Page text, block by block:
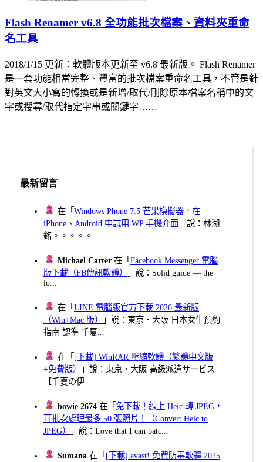
Flash Renamer v6.8 全功能批次檔案、資料夾重命
名工具
2018/1/15 更新：軟體版本更新至 v6.8 最新版。 Flash Renamer
是一套功能相當完整、豐富的批次檔案重命名工具，不管是針
對英文大小寫的轉換或是新增/取代/刪除原本檔案名稱中的文
字或搜尋/取代指定字串或關鍵字……
最新留言
在「Windows Phone 7.5 芒果模擬器，在
iPhone、Android 中試用 WP 手機介面 」說：林湖
銘。。。。。
Michael Carter 在「Facebook Messenger 電腦
版下載（FB傳訊軟體）
」說：Solid guide — the
lo...
在「LINE 電腦版官方下載 2026 最新版
（Win+Mac 版）
」說：東京・大阪 日本女生預約
指南 認準 千夏...
在「 [下載] WinRAR 壓縮軟體（繁體中文版
+免費版）
」說：東京・大阪 高級派遣サービス
【千夏の伊...
bowie 2674 在「免下載！線上 Heic 轉 JPEG，
可批次處理最多 50 張照片！（Convert Heic to
JPEG）
」說：Love that I can batc...
Sumana 在「 [下載] avast! 免費防毒軟體 2025